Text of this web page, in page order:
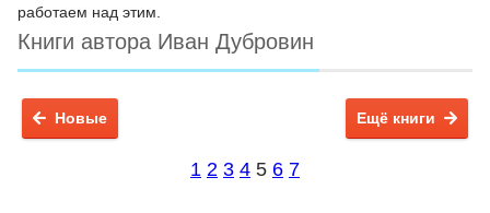
работаем над этим.
Книги автора Иван Дубровин
Новые Ещё книги
1 2 3 4 5 6 7